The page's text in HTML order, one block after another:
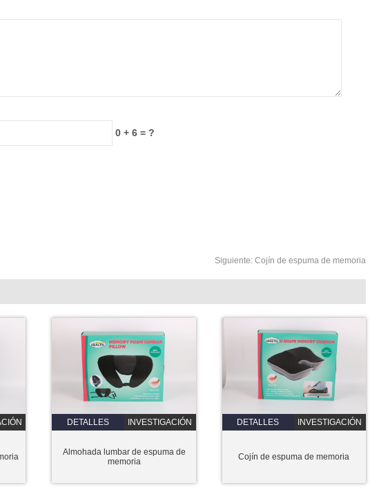
0 + 6 = ?
Siguiente: Cojín de espuma de memoria
DETALLES INVESTIGACIÓN
Almohada lumbar de espuma de
memoria
DETALLES INVESTIGACIÓN
Cojín de espuma de memoria